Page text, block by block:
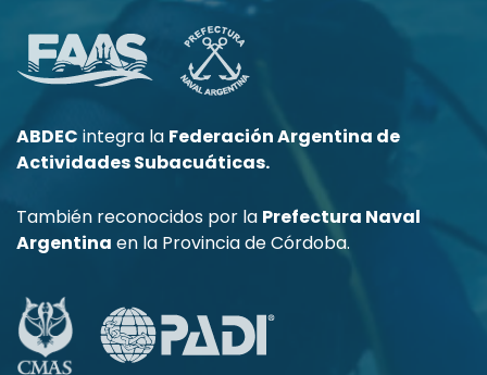
ABDEC integra la Federación Argentina de
Actividades Subacuáticas.
También reconocidos por la Prefectura Naval
Argentina en la Provincia de Córdoba.